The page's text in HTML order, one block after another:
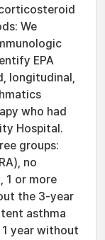
We
EPA
longitudinal,
who had
Hospital.
groups:
no
1 or more
the 3-year
asthma
year without